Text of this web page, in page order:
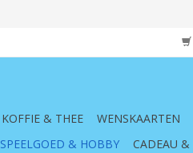
KOFFIE & THEE WENSKAARTEN
SPEELGOED & HOBBY CADEAU &